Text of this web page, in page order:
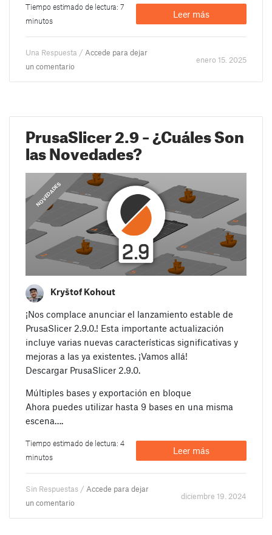
Tiempo estimado de lectura: 7
minutos
Leer más
Una Respuesta / Accede para dejar
un comentario
enero 15. 2025
PrusaSlicer 2.9 – ¿Cuáles Son
las Novedades?
COMUNICADOS
GUÍAS
NOVEDADES
Kryštof Kohout
¡Nos complace anunciar el lanzamiento estable de
PrusaSlicer 2.9.0.! Esta importante actualización
incluye varias nuevas características significativas y
mejoras a las ya existentes. ¡Vamos allá!
Descargar PrusaSlicer 2.9.0.
Múltiples bases y exportación en bloque
Ahora puedes utilizar hasta 9 bases en una misma
escena….
Tiempo estimado de lectura: 4
minutos
Leer más
Sin Respuestas /Accede para dejar
un comentario
diciembre 19. 2024